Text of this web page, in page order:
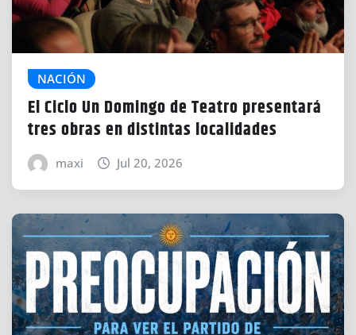
NACIÓN
El Ciclo Un Domingo de Teatro presentará
tres obras en distintas localidades​
maxi Jul 20, 2026